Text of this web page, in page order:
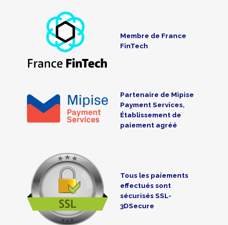
Membre de France
FinTech
Partenaire de Mipise
Payment Services,
Établissement de
paiement agréé
Tous les paiements
effectués sont
sécurisés SSL-
3DSecure